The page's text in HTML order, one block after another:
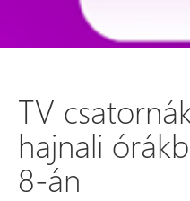
TV
hajnali
8-án